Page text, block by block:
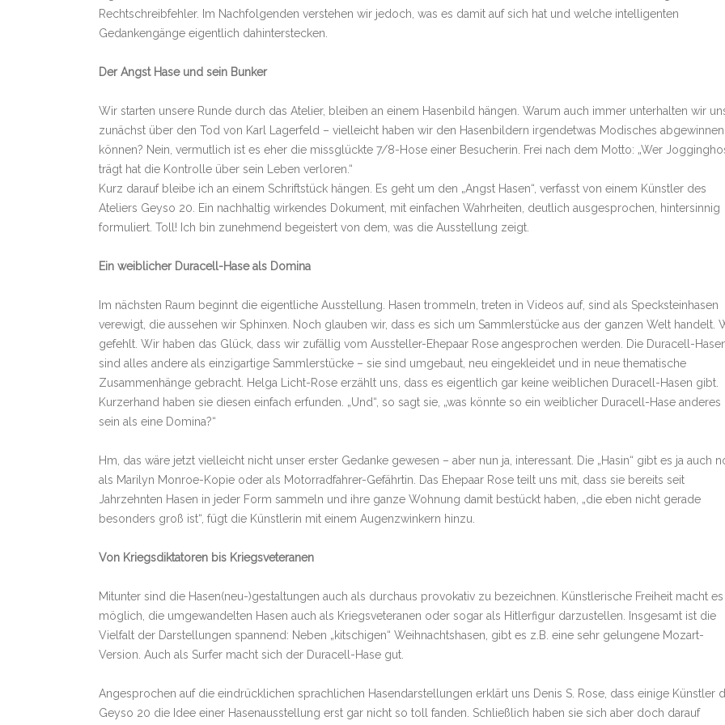
Rechtschreibfehler. Im Nachfolgenden verstehen wir jedoch, was es damit auf sich hat und welche intelligenten
Gedankengänge eigentlich dahinterstecken.
Der Angst Hase und sein Bunker
Wir starten unsere Runde durch das Atelier, bleiben an einem Hasenbild hängen. Warum auch immer unterhalten wir
zunächst über den Tod von Karl Lagerfeld – vielleicht haben wir den Hasenbildern irgendetwas Modisches abgewinnen
können? Nein, vermutlich ist es eher die missglückte 7/8-Hose einer Besucherin. Frei nach dem Motto: „Wer
trägt hat die Kontrolle über sein Leben verloren.“
Kurz darauf bleibe ich an einem Schriftstück hängen. Es geht um den „Angst Hasen“, verfasst von einem Künstler des
Ateliers Geyso 20. Ein nachhaltig wirkendes Dokument, mit einfachen Wahrheiten, deutlich ausgesprochen, hintersinnig
formuliert. Toll! Ich bin zunehmend begeistert von dem, was die Ausstellung zeigt.
Ein weiblicher Duracell-Hase als Domina
Im nächsten Raum beginnt die eigentliche Ausstellung. Hasen trommeln, treten in Videos auf, sind als Specksteinhasen
verewigt, die aussehen wir Sphinxen. Noch glauben wir, dass es sich um Sammlerstücke aus der ganzen Welt handelt.
gefehlt. Wir haben das Glück, dass wir zufällig vom Aussteller-Ehepaar Rose angesprochen werden. Die Duracell-
sind alles andere als einzigartige Sammlerstücke – sie sind umgebaut, neu eingekleidet und in neue thematische
Zusammenhänge gebracht. Helga Licht-Rose erzählt uns, dass es eigentlich gar keine weiblichen Duracell-Hasen gibt.
Kurzerhand haben sie diesen einfach erfunden. „Und“, so sagt sie, „was könnte so ein weiblicher Duracell-Hase anderes
sein als eine Domina?“
Hm, das wäre jetzt vielleicht nicht unser erster Gedanke gewesen – aber nun ja, interessant. Die „Hasin“ gibt es ja auch
als Marilyn Monroe-Kopie oder als Motorradfahrer-Gefährtin. Das Ehepaar Rose teilt uns mit, dass sie bereits seit
Jahrzehnten Hasen in jeder Form sammeln und ihre ganze Wohnung damit bestückt haben, „die eben nicht gerade
besonders groß ist“, fügt die Künstlerin mit einem Augenzwinkern hinzu.
Von Kriegsdiktatoren bis Kriegsveteranen
Mitunter sind die Hasen(neu-)gestaltungen auch als durchaus provokativ zu bezeichnen. Künstlerische Freiheit macht es
möglich, die umgewandelten Hasen auch als Kriegsveteranen oder sogar als Hitlerfigur darzustellen. Insgesamt ist die
Vielfalt der Darstellungen spannend: Neben „kitschigen“ Weihnachtshasen, gibt es z.B. eine sehr gelungene Mozart-
Version. Auch als Surfer macht sich der Duracell-Hase gut.
Angesprochen auf die eindrücklichen sprachlichen Hasendarstellungen erklärt uns Denis S. Rose, dass einige Künstler
Geyso 20 die Idee einer Hasenausstellung erst gar nicht so toll fanden. Schließlich haben sie sich aber doch darauf